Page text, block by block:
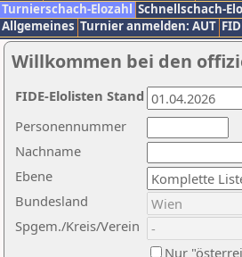
Turnierschach-Elozahl Schnellschach-
Allgemeines Turnier anmelden: AUT
Willkommen bei den
Nachname
Ebene
Personennummer
Bundesland
Spgem./Kreis/Verein
Nur
FIDE-Elolisten Stand